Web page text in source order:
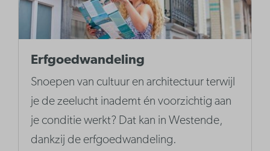
Erfgoedwandeling
Snoepen van cultuur en architectuur terwijl
je de zeelucht inademt én voorzichtig aan
je conditie werkt? Dat kan in Westende,
dankzij de erfgoedwandeling.